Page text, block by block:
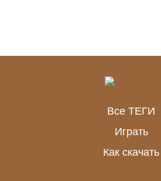
Все ТЕГИ
Играть
Как скачать